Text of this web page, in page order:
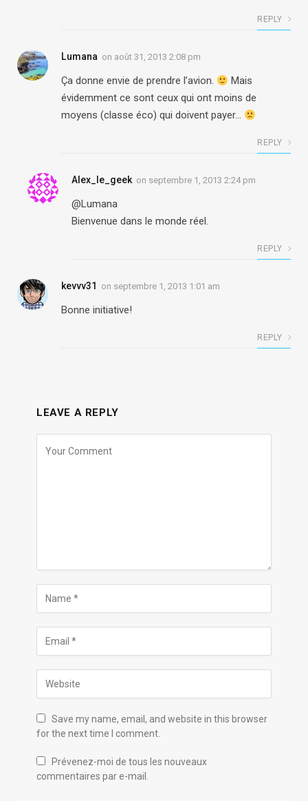
REPLY
Lumana on août 31, 2013 2:08 pm
Ça donne envie de prendre l’avion.
Mais
évidemment ce sont ceux qui ont moins de
moyens (classe éco) qui doivent payer…
REPLY
Alex_le_geek on septembre 1, 2013 2:24 pm
@Lumana
Bienvenue dans le monde réel.
REPLY
kevvv31 on septembre 1, 2013 1:01 am
Bonne initiative!
REPLY
LEAVE A REPLY
Save my name, email, and website in this browser
for the next time I comment.
Prévenez-moi de tous les nouveaux
commentaires par e-mail.